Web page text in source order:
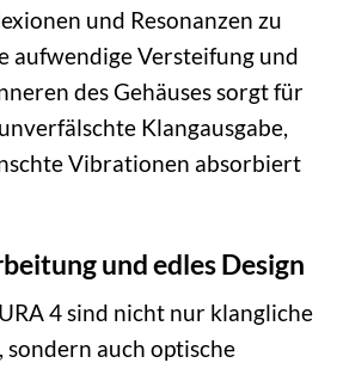
und Resonanzen zu
aufwendige Versteifung und
des Gehäuses sorgt für
Klangausgabe,
Vibrationen absorbiert
und edles Design
4 sind nicht nur klangliche
auch optische